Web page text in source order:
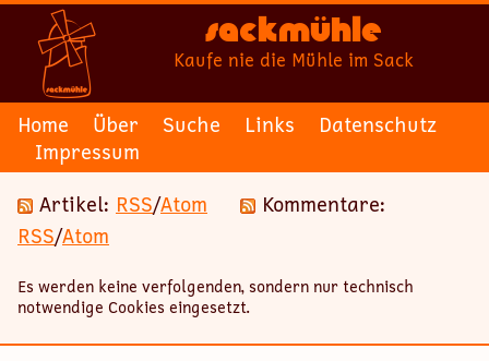
Sackmühle
Kaufe nie die Mühle im Sack
Home Über Suche Links
Datenschutz
Impressum
Artikel: RSS/Atom
Kommentare:
RSS/Atom
Es werden keine verfolgenden, sondern nur technisch
notwendige Cookies eingesetzt.